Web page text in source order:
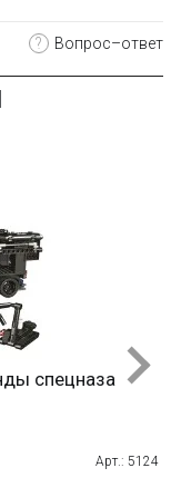
? Вопрос–ответ
спецназа
Арт.: 5124